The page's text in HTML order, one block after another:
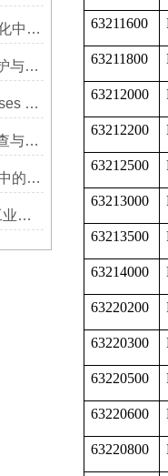
Zero-Max联轴器在工业自动化中的关键作用
Sonic Sifter声波振动筛的维护与保养指南
ASME B16.5 Pressure Classes of Flanges压力等级
Blacoh脉冲阻尼器的日常检查与预防性维护清单
Zero-Max联轴器在机床加工中的应用及精度保证方法
胜佰德Sandpiper隔膜泵：工业流体输送的可靠动力解决方案
63211600
63211800
63212000
63212200
63212500
63213000
63213500
63214000
63220200
63220300
63220500
63220600
63220800